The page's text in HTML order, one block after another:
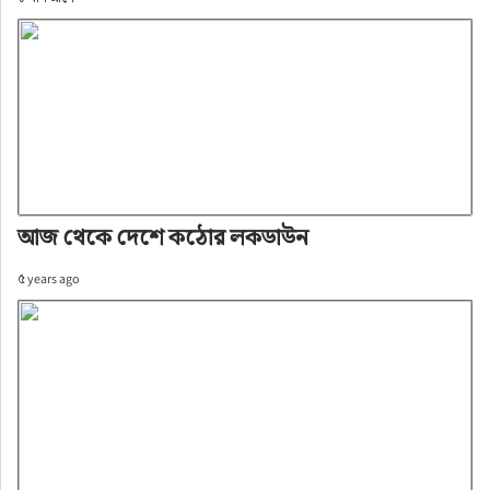
আজ থেকে দেশে কঠোর লকডাউন
৫ years ago